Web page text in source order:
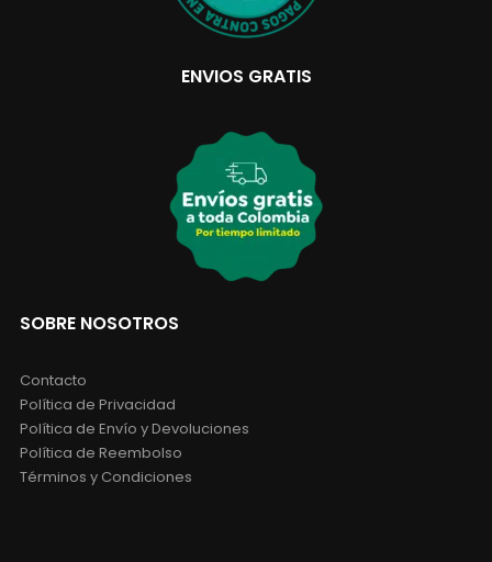
ENVIOS GRATIS
SOBRE NOSOTROS
Contacto
Política de Privacidad
Política de Envío y Devoluciones
Política de Reembolso
Términos y Condiciones